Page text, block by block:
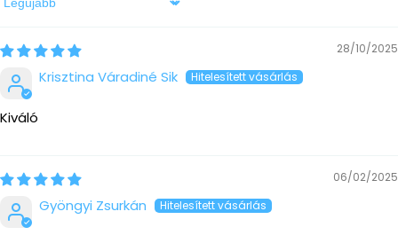
Sort by
28/10/2025
Krisztina Váradiné Sik
Kiváló
06/02/2025
Gyöngyi Zsurkán